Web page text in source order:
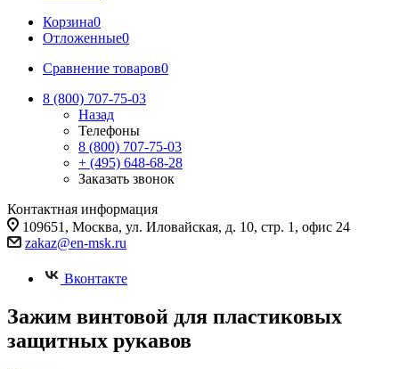
Корзина0
Отложенные0
Сравнение товаров0
8 (800) 707-75-03
Назад
Телефоны
8 (800) 707-75-03
+ (495) 648-68-28
Заказать звонок
Контактная информация
109651, Москва, ул. Иловайская, д. 10, стр. 1, офис 24
zakaz@en-msk.ru
Вконтакте
Зажим винтовой для пластиковых
защитных рукавов